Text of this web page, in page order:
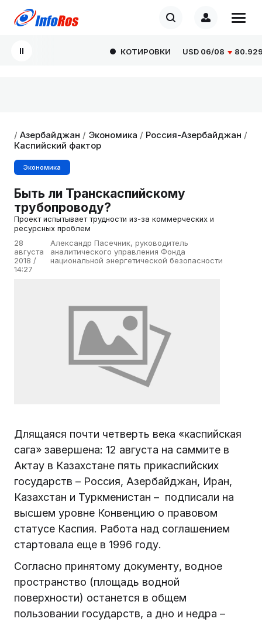
КОТИРОВКИ USD 06/08 80.9293
/ Азербайджан / Экономика / Россия-Азербайджан /
Каспийский фактор
Экономика
Быть ли Транскаспийскому
трубопроводу?
Проект испытывает трудности из-за коммерческих и
ресурсных проблем
28
августа
2018 /
14:27
Александр Пасечник, руководитель
аналитического управления Фонда
национальной энергетической безопасности
Длящаяся почти четверть века «каспийская
сага» завершена: 12 августа на саммите в
Актау в Казахстане пять прикаспийских
государств – Россия, Азербайджан, Иран,
Казахстан и Туркменистан – подписали на
высшем уровне Конвенцию о правовом
статусе Каспия. Работа над соглашением
стартовала еще в 1996 году.
Согласно принятому документу, водное
пространство (площадь водной
поверхности) останется в общем
пользовании государств, а дно и недра –